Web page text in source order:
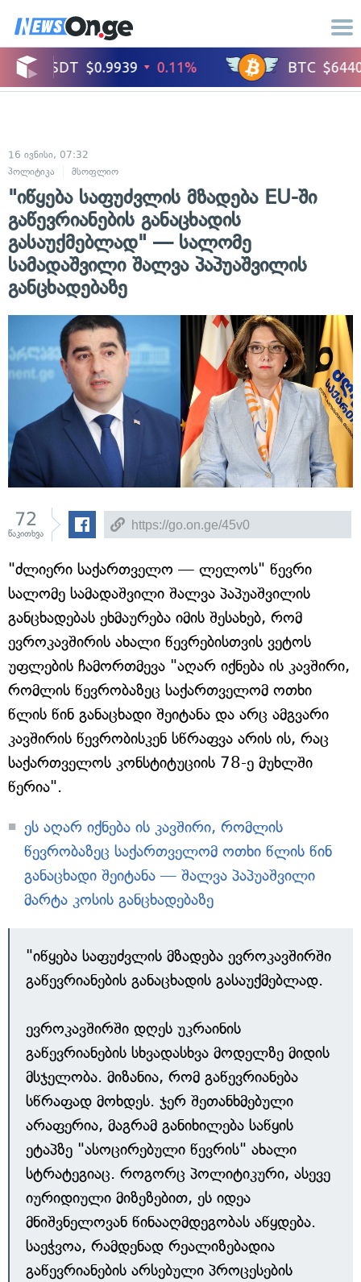
16 ივნისი, 07:32
პოლიტიკა
მსოფლიო
"იწყება საფუძვლის მზადება EU-ში
გაწევრიანების განაცხადის
გასაუქმებლად" — სალომე
სამადაშვილი შალვა პაპუაშვილის
განცხადებაზე
72
წაკითხვა
"ძლიერი საქართველო — ლელოს" წევრი
სალომე სამადაშვილი შალვა პაპუაშვილის
განცხადებას ეხმაურება იმის შესახებ, რომ
ევროკავშირის ახალი წევრებისთვის ვეტოს
უფლების ჩამორთმევა "აღარ იქნება ის კავშირი,
რომლის წევრობაზეც საქართველომ ოთხი
წლის წინ განაცხადი შეიტანა და არც ამგვარი
კავშირის წევრობისკენ სწრაფვა არის ის, რაც
საქართველოს კონსტიტუციის 78-ე მუხლში
წერია".
ეს აღარ იქნება ის კავშირი, რომლის
წევრობაზეც საქართველომ ოთხი წლის წინ
განაცხადი შეიტანა — შალვა პაპუაშვილი
მარტა კოსის განცხადებაზე
"იწყება საფუძვლის მზადება ევროკავშირში
გაწევრიანების განაცხადის გასაუქმებლად.
ევროკავშირში დღეს უკრაინის
გაწევრიანების სხვადასხვა მოდელზე მიდის
მსჯელობა. მიზანია, რომ გაწევრიანება
სწრაფად მოხდეს. ჯერ შეთანხმებული
არაფერია, მაგრამ განიხილება საწყის
ეტაპზე "ასოცირებული წევრის" ახალი
სტრატეგიაც. როგორც პოლიტიკური, ასევე
იურიდიული მიზეზებით, ეს იდეა
მნიშვნელოვან წინააღმდეგობას აწყდება.
საეჭვოა, რამდენად რეალიზებადია
გაწევრიანების არსებული პროცესების